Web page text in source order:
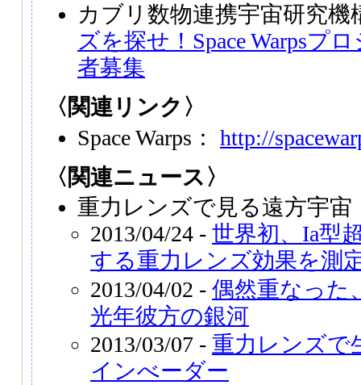
カブリ数物連携宇宙研究機
ズを探せ！Space Warpsプ
者募集
〈関連リンク〉
Space Warps： http://
〈関連ニュース〉
重力レンズで見る遠方宇宙
2013/04/24 - 世界初、Ia型
する重力レンズ効果を測
2013/04/02 - 偶然重なった
光年彼方の銀河
2013/03/07 - 重力レンズで
インべーダー